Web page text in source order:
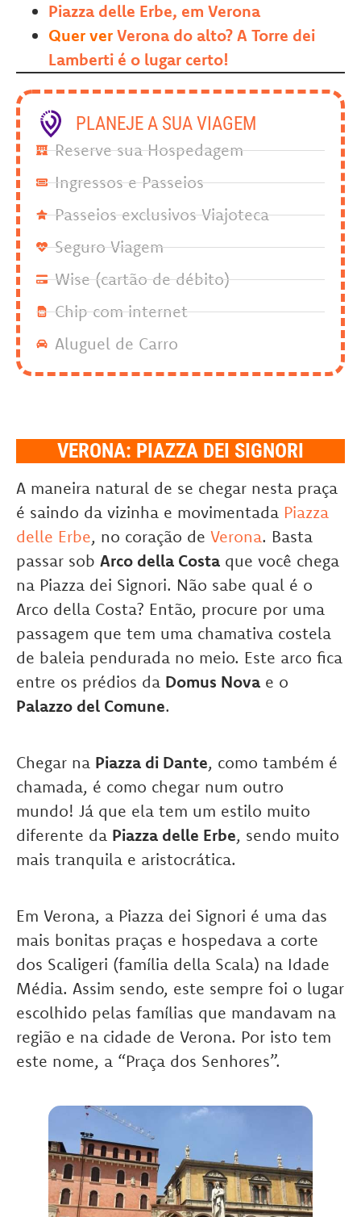
Piazza delle Erbe, em Verona
Quer ver Verona do alto? A Torre dei
Lamberti é o lugar certo!
PLANEJE A SUA VIAGEM
Reserve sua Hospedagem
Ingressos e Passeios
Passeios exclusivos Viajoteca
Seguro Viagem
Wise (cartão de débito)
Chip com internet
Aluguel de Carro
VERONA: PIAZZA DEI SIGNORI
A maneira natural de se chegar nesta praça
é saindo da vizinha e movimentada Piazza
delle Erbe, no coração de Verona. Basta
passar sob Arco della Costa que você chega
na Piazza dei Signori. Não sabe qual é o
Arco della Costa? Então, procure por uma
passagem que tem uma chamativa costela
de baleia pendurada no meio. Este arco fica
entre os prédios da Domus Nova e o
Palazzo del Comune.
Chegar na Piazza di Dante, como também é
chamada, é como chegar num outro
mundo! Já que ela tem um estilo muito
diferente da Piazza delle Erbe, sendo muito
mais tranquila e aristocrática.
Em Verona, a Piazza dei Signori é uma das
mais bonitas praças e hospedava a corte
dos Scaligeri (família della Scala) na Idade
Média. Assim sendo, este sempre foi o lugar
escolhido pelas famílias que mandavam na
região e na cidade de Verona. Por isto tem
este nome, a “Praça dos Senhores”.